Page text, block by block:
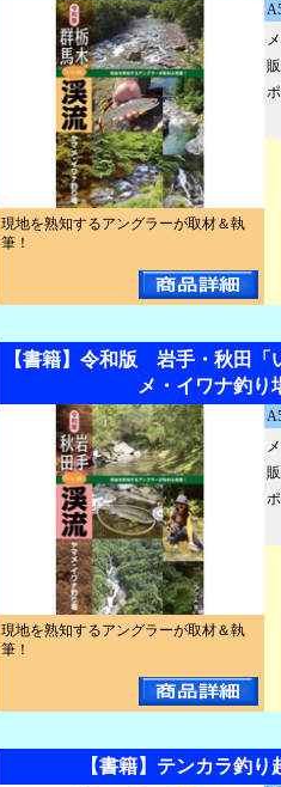
現地を熟知するアングラーが取材＆執
筆！
【書籍】令和版 岩手・秋田「
メ・イワナ釣り
現地を熟知するアングラーが取材＆執
筆！
【書籍】テンカラ釣り